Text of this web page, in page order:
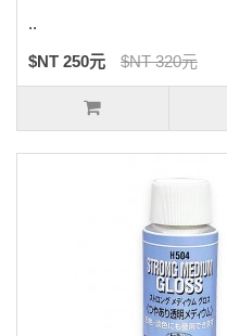
..
$NT 250元 $NT 320元